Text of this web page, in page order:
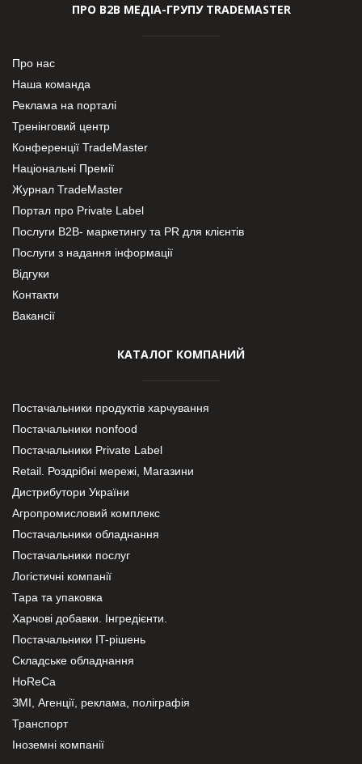
ПРО В2В МЕДІА-ГРУПУ TRADEMASTER
Про нас
Наша команда
Реклама на порталі
Тренінговий центр
Конференції TradeMaster
Національні Премії
Журнал TradeMaster
Портал про Private Label
Послуги В2В- маркетингу та PR для клієнтів
Послуги з надання інформації
Відгуки
Контакти
Вакансії
КАТАЛОГ КОМПАНИЙ
Постачальники продуктів харчування
Постачальники nonfood
Постачальники Private Label
Retail. Роздрібні мережі, Магазини
Дистрибутори України
Агропромисловий комплекс
Постачальники обладнання
Постачальники послуг
Логістичні компанії
Тара та упаковка
Харчові добавки. Інгредієнти.
Постачальники IT-рішень
Складське обладнання
HoReCa
ЗМІ, Агенції, реклама, поліграфія
Транспорт
Іноземні компанії